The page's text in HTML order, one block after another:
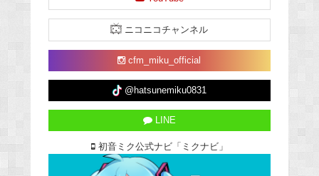
ニコニコチャンネル
cfm_miku_official
@hatsunemiku0831
LINE
初音ミク公式ナビ「ミクナビ」